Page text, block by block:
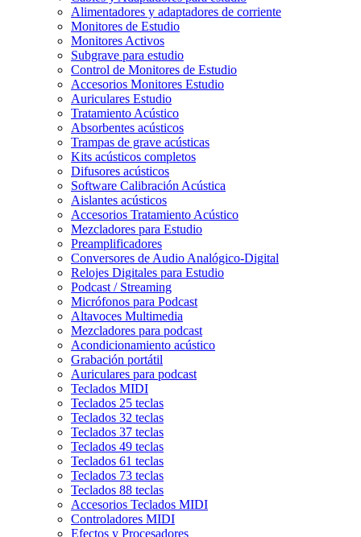
Alimentadores y adaptadores de corriente
Monitores de Estudio
Monitores Activos
Subgrave para estudio
Control de Monitores de Estudio
Accesorios Monitores Estudio
Auriculares Estudio
Tratamiento Acústico
Absorbentes acústicos
Trampas de grave acústicas
Kits acústicos completos
Difusores acústicos
Software Calibración Acústica
Aislantes acústicos
Accesorios Tratamiento Acústico
Mezcladores para Estudio
Preamplificadores
Conversores de Audio Analógico-Digital
Relojes Digitales para Estudio
Podcast / Streaming
Micrófonos para Podcast
Altavoces Multimedia
Mezcladores para podcast
Acondicionamiento acústico
Grabación portátil
Auriculares para podcast
Teclados MIDI
Teclados 25 teclas
Teclados 32 teclas
Teclados 37 teclas
Teclados 49 teclas
Teclados 61 teclas
Teclados 73 teclas
Teclados 88 teclas
Accesorios Teclados MIDI
Controladores MIDI
Efectos y Procesadores